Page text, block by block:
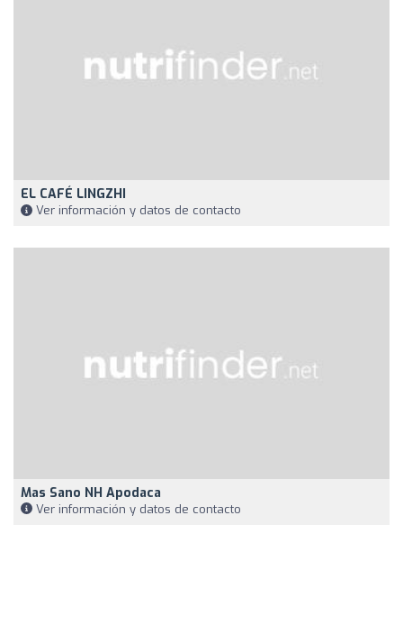
EL CAFÉ LINGZHI
Ver información y datos de contacto
Mas Sano NH Apodaca
Ver información y datos de contacto